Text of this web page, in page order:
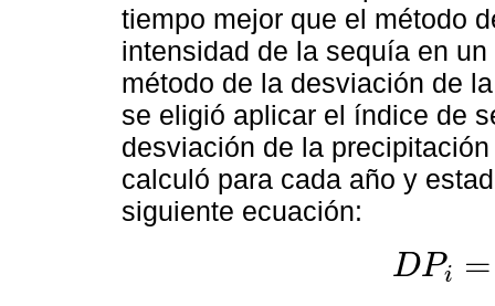
tiempo mejor que el método
intensidad de la sequía en
método de la desviación de
se eligió aplicar el índice de
desviación de la
calculó para cada año y
siguiente ecuación:
DPi =
DPi=(P i− mP